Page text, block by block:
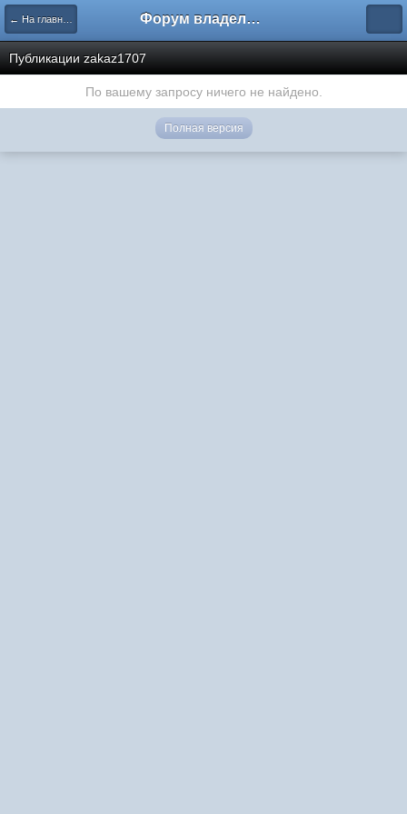
← На главную Форум владельцев интернет-магазинов
Публикации zakaz1707
По вашему запросу ничего не найдено.
Полная версия